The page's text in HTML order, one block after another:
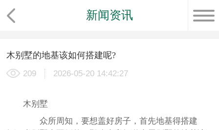
新闻资讯
木别墅的地基该如何搭建呢?
209 2026-05-20 14:42:27
木别墅
众所周知，要想盖好房子，首先地基得搭建